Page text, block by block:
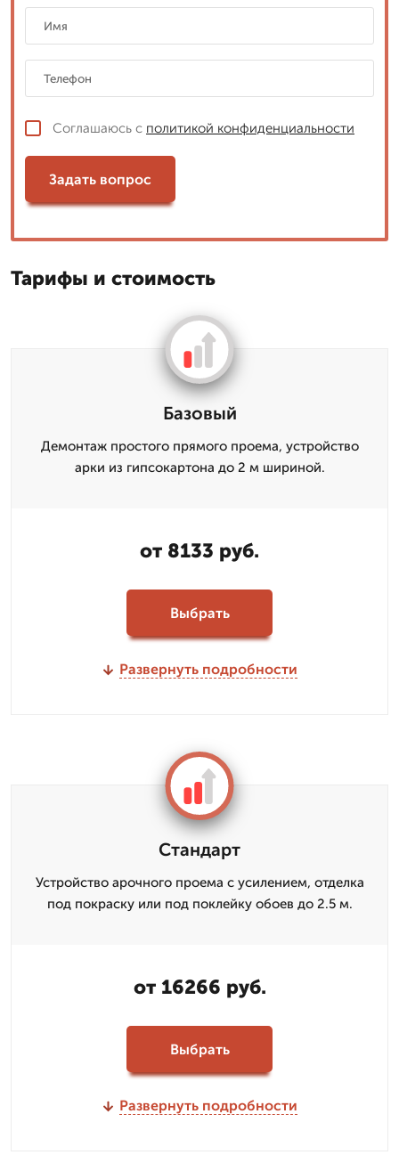
Соглашаюсь с политикой конфиденциальности
Задать вопрос
Тарифы и стоимость
Базовый
Демонтаж простого прямого проема, устройство
арки из гипсокартона до 2 м шириной.
от 8133 руб.
Выбрать
Развернуть подробности
Стандарт
Устройство арочного проема с усилением, отделка
под покраску или под поклейку обоев до 2.5 м.
от 16266 руб.
Выбрать
Развернуть подробности